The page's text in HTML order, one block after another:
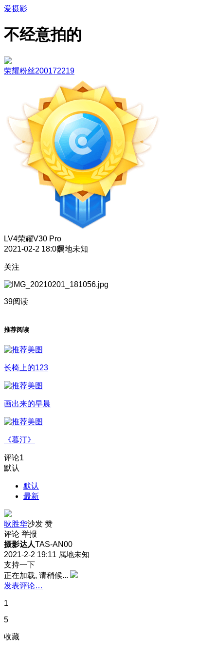
爱摄影
不经意拍的
荣耀粉丝200172219
LV4荣耀V30 Pro
2021-02-2 18:08属地未知
关注
39阅读
推荐阅读
长椅上的123
画出来的早晨
《暮汀》
评论1
默认
默认
最新
耿胜华沙发 赞
评论 举报
摄影达人TAS-AN00
2021-2-2 19:11 属地未知
支持一下
正在加载, 请稍候...
发表评论…
1
5
收藏